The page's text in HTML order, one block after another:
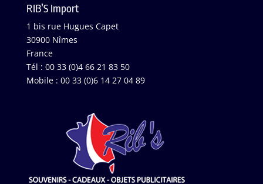
RIB’S Import
1 bis rue Hugues Capet
30900 Nîmes
France
Tél : 00 33 (0)4 66 21 83 50
Mobile : 00 33 (0)6 14 27 04 89